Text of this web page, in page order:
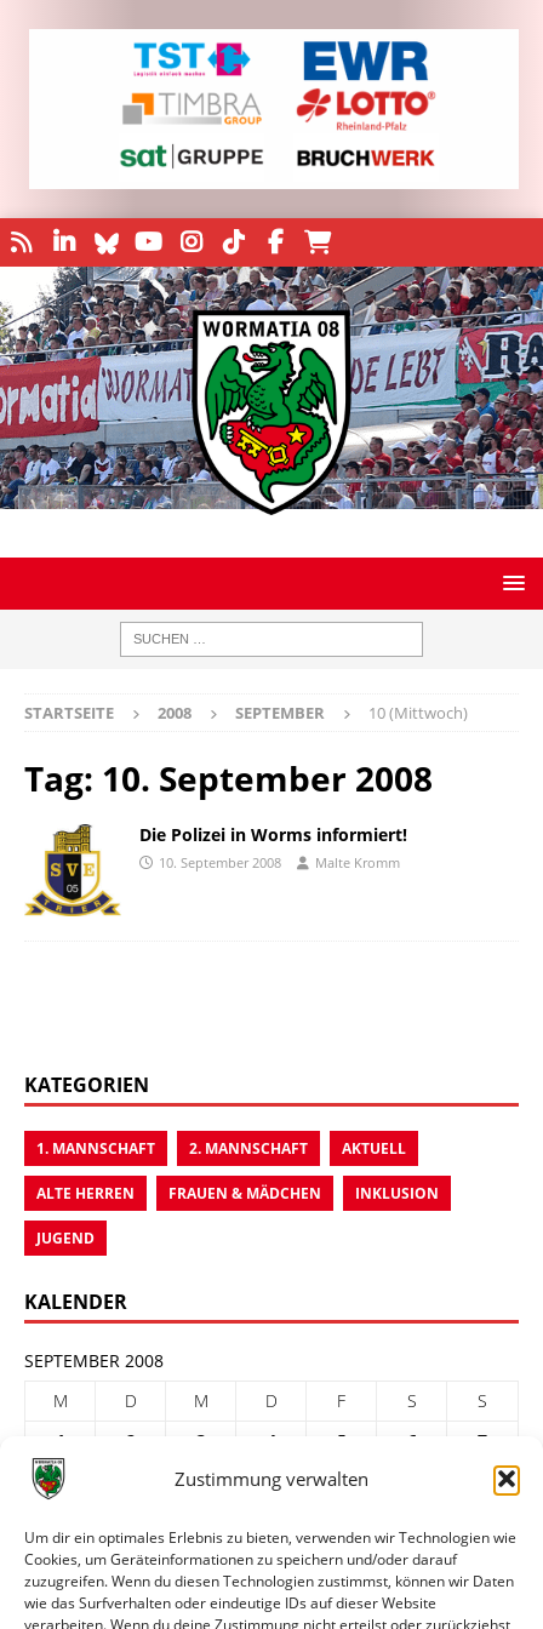
Zustimmung verwalten
Um dir ein optimales Erlebnis zu bieten, verwenden wir Technologien wie
Cookies, um Geräteinformationen zu speichern und/oder darauf
zuzugreifen. Wenn du diesen Technologien zustimmst, können wir Daten
wie das Surfverhalten oder eindeutige IDs auf dieser Website
verarbeiten. Wenn du deine Zustimmung nicht erteilst oder zurückziehst,
STARTSEITE 2008 SEPTEMBER 10 (Mittwoch)
Tag: 10. September 2008
Die Polizei in Worms informiert!
10. September 2008 Malte Kromm
KATEGORIEN
1. MANNSCHAFT 2. MANNSCHAFT AKTUELL
ALTE HERREN FRAUEN & MÄDCHEN INKLUSION
JUGEND
KALENDER
SEPTEMBER 2008
M
D M D F S
S
1
2 3 4 5 6
7
8
10 11 12
22
23 24 25 26 27
29
30